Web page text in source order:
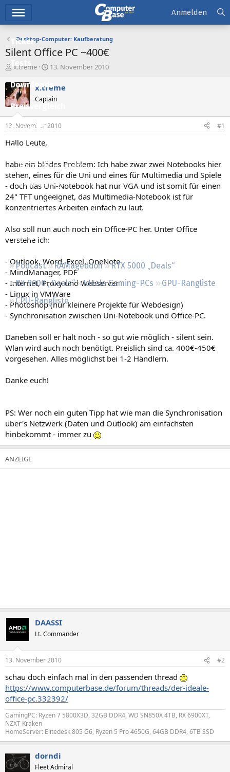
Ticker
Tests
Downloads
Preisvergleich
Forum
Aktuelles
Empfohlene Inhalte
Neue Beiträge
Neueste Aktivitäten
Regeln
Podcast RAMageddon
RTX 5000 „Deals“
RX 9000 „Deals“
Ideale Gaming-PCs
GPU-Rangliste
CPU-Rangliste
Anmelden
Desktop-Computer: Kaufberatung
Silent Office PC ~400€
E
s
t
e
e
r
x.treme
E
s
e
l
t
13. November 2010
x.treme
Captain
13. November 2010 #1
Hallo Leute,
habe ein blödes Problem: Ich habe zwar zwei Notebooks hier
stehen, eines für die Uni und eines für Multimedia und Spiele
- doch das Uni-Notebook hat nur VGA und ist somit für einen
24" TFT ungeeignet, das Multimedia-Notebook ist für
konzentriertes Arbeiten einfach zu laut.
Also soll nun auch noch ein Office-PC her. Unter Office
verstehe ich:
- Outlook, Word, Excel, OneNote
- MindManager, PDF
- Internet, Proxy und Webserver
- Linux in VMWare
- Photoshop (nur kleinere Projekte für Webdesign)
- Synchronisation zwischen Uni-Notebook und Office-PC.
Daneben soll er halt noch - so gut wie möglich - silent sein.
Wlan wird auch noch benötigt. Preislich sind ca. 400€-450€
vorgesehen. Alles möglichst bei 1-2 Händlern.
Danke euch!
PS: Wer noch ein guten Tipp hat wie man die Synchronisation
über's Netzwerk (Daten und Outlook) am einfachsten
hinbekommt - immer zu
DAASSI
Lt. Commander
13. November 2010 #2
schau doch einfach mal in den passenden thread
https://www.computerbase.de/forum/threads/der-ideale-
office-pc.332392/
GamingPC: Ryzen 7 5800X3D, 32GB DDR4, WD SN850X 4TB, RX 6900XT,
NZXT Kraken
HomeServer: Elitedesk 805 G6, Ryzen 5 Pro 4650G, 64GB DDR4, 6TB SSD
dorndi
Fleet Admiral